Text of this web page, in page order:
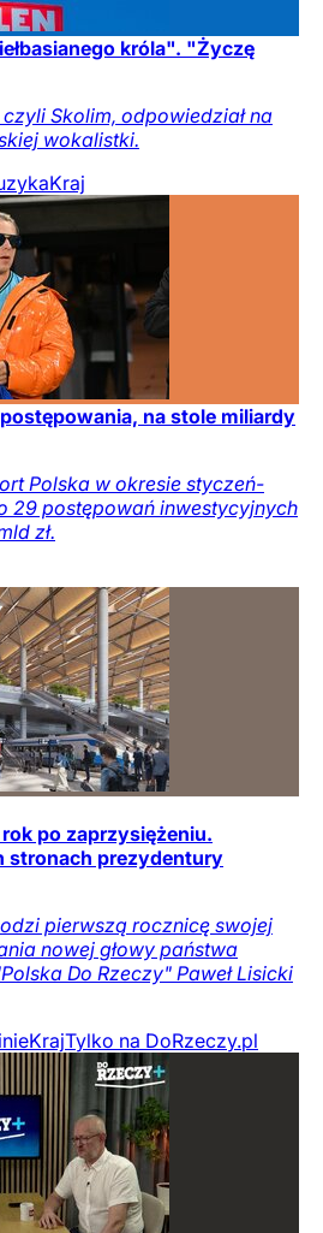
króla". "Życzę
Skolim, odpowiedział na
wokalistki.
Kraj
na stole miliardy
Polska w okresie styczeń-
29 postępowań inwestycyjnych
zł.
po zaprzysiężeniu.
stronach prezydentury
pierwszą rocznicę swojej
nowej głowy państwa
Do Rzeczy" Paweł Lisicki
KrajTylko na DoRzeczy.pl